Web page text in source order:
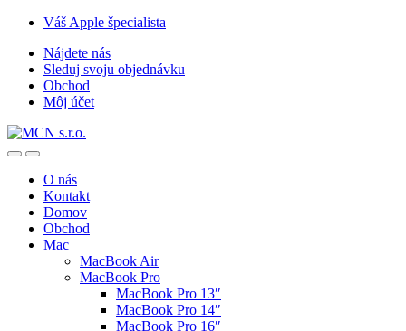
Skip
navigation
Skip
content
Váš Apple špecialista
Nájdete nás
Sleduj svoju objednávku
Obchod
Môj účet
O nás
Kontakt
Domov
Obchod
Mac
MacBook Air
MacBook Pro
MacBook Pro 13″
MacBook Pro 14″
MacBook Pro 16″